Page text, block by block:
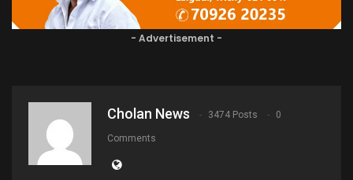
- Advertisement -
Cholan News 3474 Posts 0
Comments